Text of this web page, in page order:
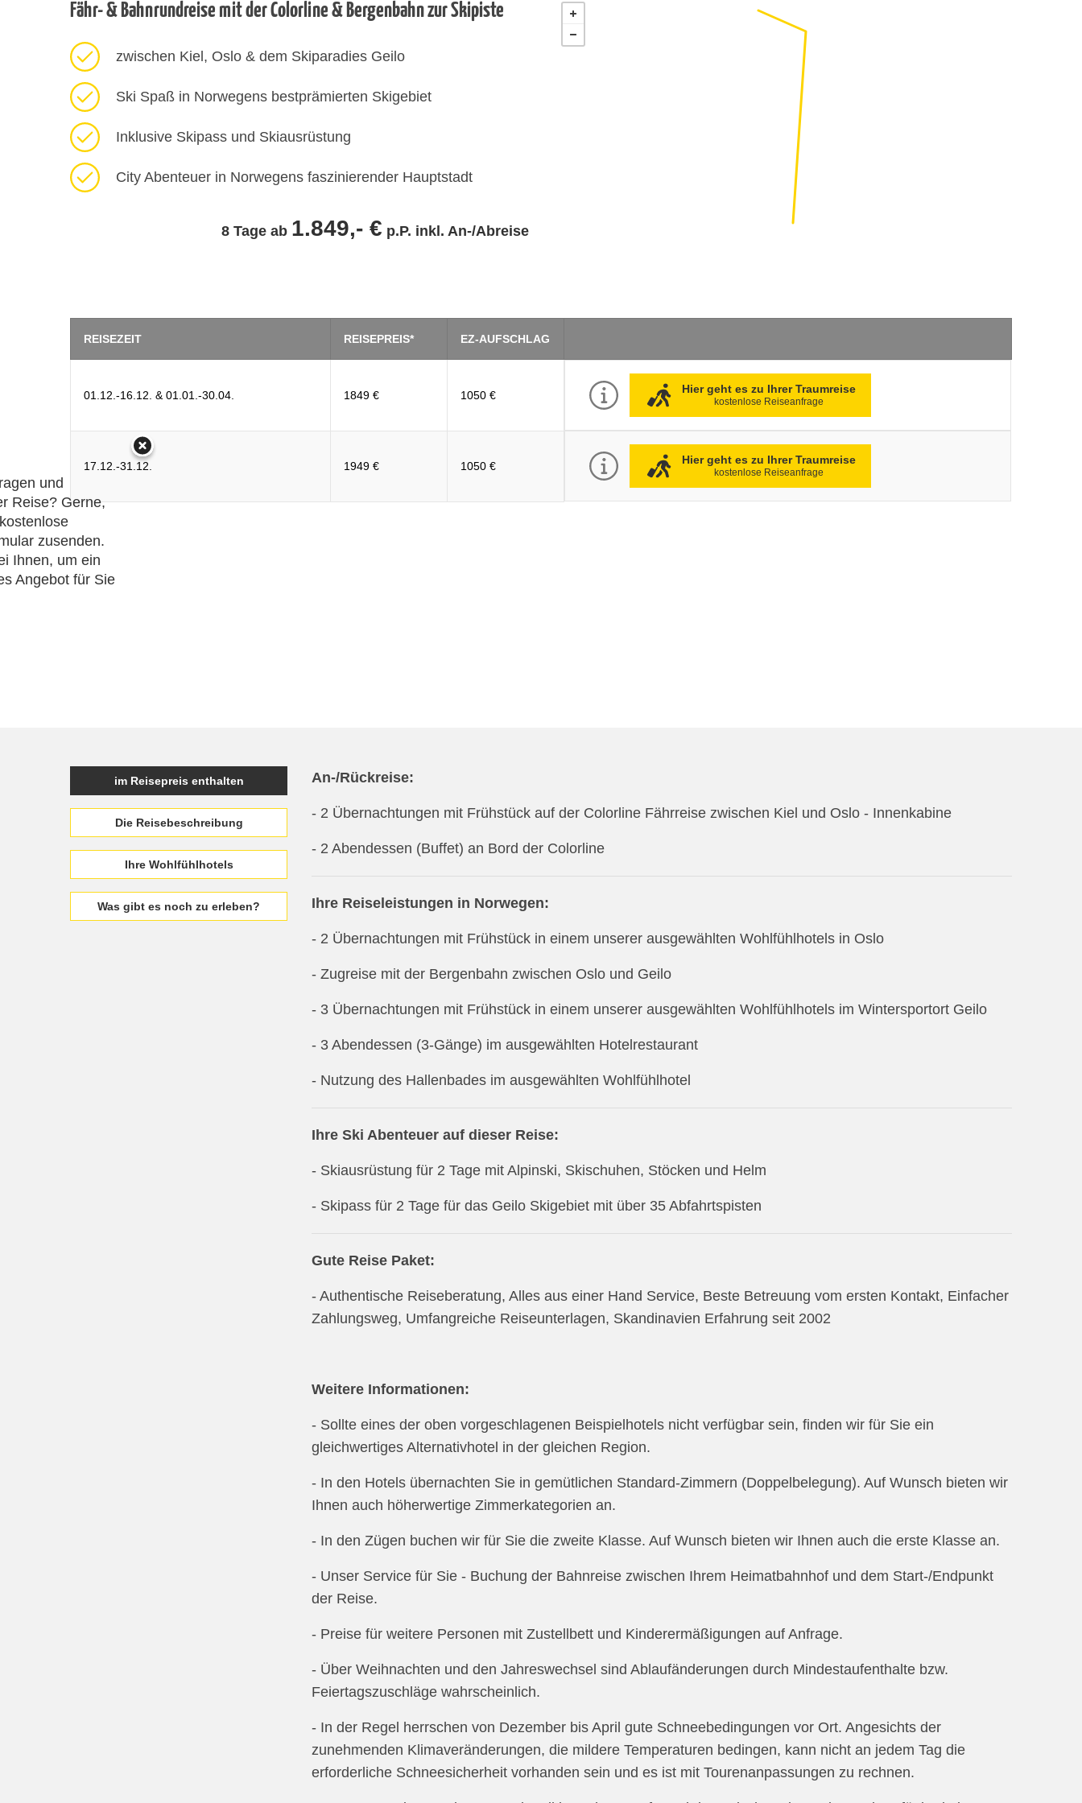
Fähr- & Bahnrundreise mit der Colorline & Bergenbahn zur Skipiste
zwischen Kiel, Oslo & dem Skiparadies Geilo
Ski Spaß in Norwegens bestprämierten Skigebiet
Inklusive Skipass und Skiausrüstung
City Abenteuer in Norwegens faszinierender Hauptstadt
8 Tage ab 1.849,- € p.P. inkl. An-/Abreise
REISEZEIT REISEPREIS* EZ-AUFSCHLAG
01.12.-16.12. & 01.01.-30.04. 1849 € 1050 € Hier geht es zu Ihrer Traumreise
kostenlose Reiseanfrage
17.12.-31.12. 1949 € 1050 € Hier geht es zu Ihrer Traumreise
kostenlose Reiseanfrage
und
Reise? Gerne,
zusenden.
Ihnen, um ein
Angebot für Sie
im Reisepreis enthalten
Die Reisebeschreibung
Ihre Wohlfühlhotels
Was gibt es noch zu erleben?
An-/Rückreise:
- 2 Übernachtungen mit Frühstück auf der Colorline Fährreise zwischen Kiel und Oslo - Innenkabine
- 2 Abendessen (Buffet) an Bord der Colorline
Ihre Reiseleistungen in Norwegen:
- 2 Übernachtungen mit Frühstück in einem unserer ausgewählten Wohlfühlhotels in Oslo
- Zugreise mit der Bergenbahn zwischen Oslo und Geilo
- 3 Übernachtungen mit Frühstück in einem unserer ausgewählten Wohlfühlhotels im Wintersportort Geilo
- 3 Abendessen (3-Gänge) im ausgewählten Hotelrestaurant
- Nutzung des Hallenbades im ausgewählten Wohlfühlhotel
Ihre Ski Abenteuer auf dieser Reise:
- Skiausrüstung für 2 Tage mit Alpinski, Skischuhen, Stöcken und Helm
- Skipass für 2 Tage für das Geilo Skigebiet mit über 35 Abfahrtspisten
Gute Reise Paket:
- Authentische Reiseberatung, Alles aus einer Hand Service, Beste Betreuung vom ersten Kontakt, Einfacher
Zahlungsweg, Umfangreiche Reiseunterlagen, Skandinavien Erfahrung seit 2002
Weitere Informationen:
- Sollte eines der oben vorgeschlagenen Beispielhotels nicht verfügbar sein, finden wir für Sie ein
gleichwertiges Alternativhotel in der gleichen Region.
- In den Hotels übernachten Sie in gemütlichen Standard-Zimmern (Doppelbelegung). Auf Wunsch bieten wir
Ihnen auch höherwertige Zimmerkategorien an.
- In den Zügen buchen wir für Sie die zweite Klasse. Auf Wunsch bieten wir Ihnen auch die erste Klasse an.
- Unser Service für Sie - Buchung der Bahnreise zwischen Ihrem Heimatbahnhof und dem Start-/Endpunkt
der Reise.
- Preise für weitere Personen mit Zustellbett und Kinderermäßigungen auf Anfrage.
- Über Weihnachten und den Jahreswechsel sind Ablaufänderungen durch Mindestaufenthalte bzw.
Feiertagszuschläge wahrscheinlich.
- In der Regel herrschen von Dezember bis April gute Schneebedingungen vor Ort. Angesichts der
zunehmenden Klimaveränderungen, die mildere Temperaturen bedingen, kann nicht an jedem Tag die
erforderliche Schneesicherheit vorhanden sein und es ist mit Tourenanpassungen zu rechnen.